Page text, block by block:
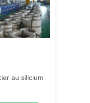
au silicium